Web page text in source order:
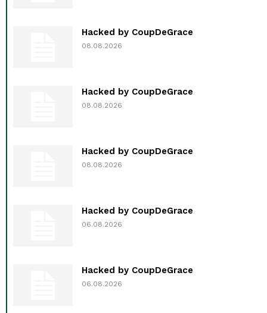
Hacked by CoupDeGrace
08.08.2026
Hacked by CoupDeGrace
08.08.2026
Hacked by CoupDeGrace
08.08.2026
Hacked by CoupDeGrace
06.08.2026
Hacked by CoupDeGrace
06.08.2026